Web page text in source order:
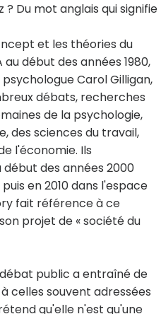
? Du mot anglais qui signifie
et les théories du
début des années 1980,
Carol Gilligan,
débats, recherches
de la psychologie,
des sciences du travail,
l'économie. Ils
des années 2000
en 2010 dans l'espace
fait référence à ce
projet de « société du
public a entraîné de
celles souvent adressées
qu'elle n'est qu'une